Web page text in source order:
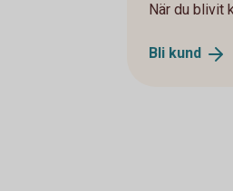
När du blivit
Bli kund